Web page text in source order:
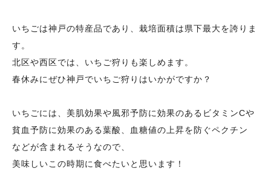
いちごは神戸の特産品であり、栽培面積は県下最大を誇りま
す。
北区や西区では、いちご狩りも楽しめます。
春休みにぜひ神戸でいちご狩りはいかがですか？
いちごには、美肌効果や風邪予防に効果のあるビタミンCや
貧血予防に効果のある葉酸、血糖値の上昇を防ぐペクチン
などが含まれるそうなので、
美味しいこの時期に食べたいと思います！